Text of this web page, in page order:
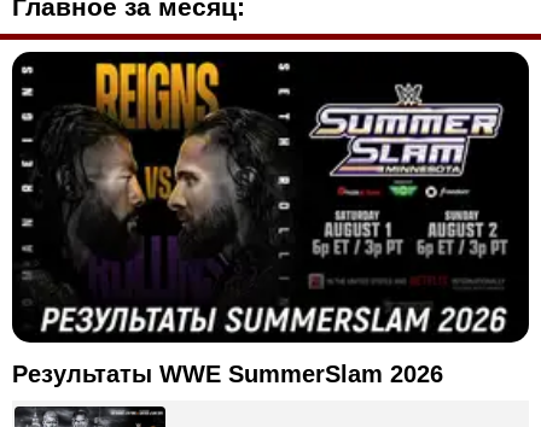
Главное за месяц:
Результаты WWE SummerSlam 2026